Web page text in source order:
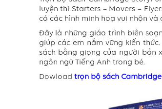
luyện thi Starters – Movers –
có các hình minh hoạ vui nhộn
Đây là những giáo trình biên
giúp các em nắm vững kiến
sách bằng giọng của người bản
ngôn ngữ Tiếng Anh trong bé.
Dowload trọn bộ sách